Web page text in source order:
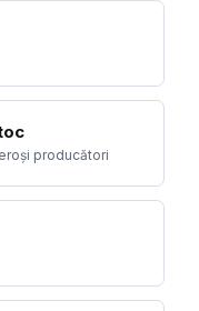
producători